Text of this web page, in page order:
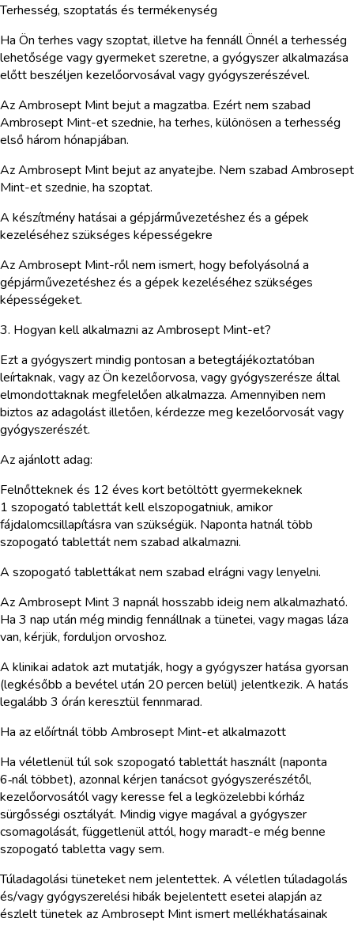
Terhesség, szoptatás és termékenység
Ha Ön terhes vagy szoptat, illetve ha fennáll Önnél a terhesség
lehetősége vagy gyermeket szeretne, a gyógyszer alkalmazása
előtt beszéljen kezelőorvosával vagy gyógyszerészével.
Az Ambrosept Mint bejut a magzatba. Ezért nem szabad
Ambrosept Mint-et szednie, ha terhes, különösen a terhesség
első három hónapjában.
Az Ambrosept Mint bejut az anyatejbe. Nem szabad Ambrosept
Mint-et szednie, ha szoptat.
A készítmény hatásai a gépjárművezetéshez és a gépek
kezeléséhez szükséges képességekre
Az Ambrosept Mint-ről nem ismert, hogy befolyásolná a
gépjárművezetéshez és a gépek kezeléséhez szükséges
képességeket.
3. Hogyan kell alkalmazni az Ambrosept Mint-et?
Ezt a gyógyszert mindig pontosan a betegtájékoztatóban
leírtaknak, vagy az Ön kezelőorvosa, vagy gyógyszerésze által
elmondottaknak megfelelően alkalmazza. Amennyiben nem
biztos az adagolást illetően, kérdezze meg kezelőorvosát vagy
gyógyszerészét.
Az ajánlott adag:
Felnőtteknek és 12 éves kort betöltött gyermekeknek
1 szopogató tablettát kell elszopogatniuk, amikor
fájdalomcsillapításra van szükségük. Naponta hatnál több
szopogató tablettát nem szabad alkalmazni.
A szopogató tablettákat nem szabad elrágni vagy lenyelni.
Az Ambrosept Mint 3 napnál hosszabb ideig nem alkalmazható.
Ha 3 nap után még mindig fennállnak a tünetei, vagy magas láza
van, kérjük, forduljon orvoshoz.
A klinikai adatok azt mutatják, hogy a gyógyszer hatása gyorsan
(legkésőbb a bevétel után 20 percen belül) jelentkezik. A hatás
legalább 3 órán keresztül fennmarad.
Ha az előírtnál több Ambrosept Mint-et alkalmazott
Ha véletlenül túl sok szopogató tablettát használt (naponta
6‑nál többet), azonnal kérjen tanácsot gyógyszerészétől,
kezelőorvosától vagy keresse fel a legközelebbi kórház
sürgősségi osztályát. Mindig vigye magával a gyógyszer
csomagolását, függetlenül attól, hogy maradt-e még benne
szopogató tabletta vagy sem.
Túladagolási tüneteket nem jelentettek. A véletlen túladagolás
és/vagy gyógyszerelési hibák bejelentett esetei alapján az
észlelt tünetek az Ambrosept Mint ismert mellékhatásainak